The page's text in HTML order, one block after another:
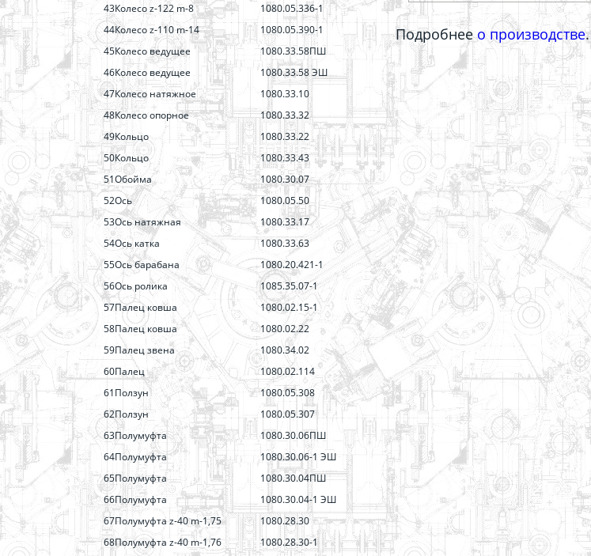
43Колесо z-122 m-8
1080.05.336-1
44Колесо z-110 m-14
1080.05.390-1
45Колесо ведущее
1080.33.58ПШ
46Колесо ведущее
1080.33.58 ЭШ
47Колесо натяжное
1080.33.10
48Колесо опорное
1080.33.32
49Кольцо
1080.33.22
50Кольцо
1080.33.43
51Обойма
1080.30.07
52Ось
1080.05.50
53Ось натяжная
1080.33.17
54Ось катка
1080.33.63
55Ось барабана
1080.20.421-1
56Ось ролика
1085.35.07-1
57Палец ковша
1080.02.15-1
58Палец ковша
1080.02.22
59Палец звена
1080.34.02
60Палец
1080.02.114
61Ползун
1080.05.308
62Ползун
1080.05.307
63Полумуфта
1080.30.06ПШ
64Полумуфта
1080.30.06-1 ЭШ
65Полумуфта
1080.30.04ПШ
66Полумуфта
1080.30.04-1 ЭШ
67Полумуфта z-40 m-1,75
1080.28.30
68Полумуфта z-40 m-1,76
1080.28.30-1
Подробнеео производстве.